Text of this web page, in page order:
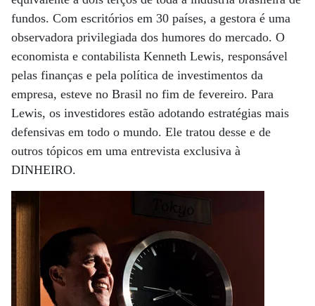
fundos. Com escritórios em 30 países, a gestora é uma
observadora privilegiada dos humores do mercado. O
economista e contabilista Kenneth Lewis, responsável
pelas finanças e pela política de investimentos da
empresa, esteve no Brasil no fim de fevereiro. Para
Lewis, os investidores estão adotando estratégias mais
defensivas em todo o mundo. Ele tratou desse e de
outros tópicos em uma entrevista exclusiva à
DINHEIRO.